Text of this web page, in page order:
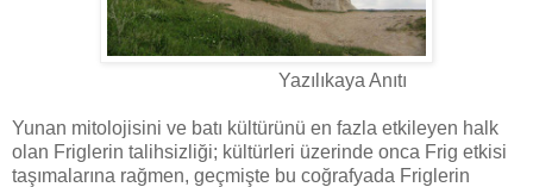
Yazılıkaya Anıtı
Yunan mitolojisini ve batı kültürünü en fazla etkileyen halk
olan Friglerin talihsizliği; kültürleri üzerinde onca Frig etkisi
taşımalarına rağmen, geçmişte bu coğrafyada Friglerin